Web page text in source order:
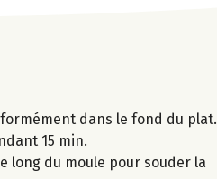
dans le fond du plat.
15 min.
long du moule pour souder la